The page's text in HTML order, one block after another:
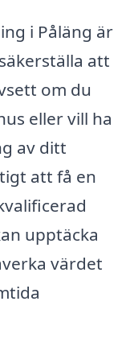
i Påläng är
att
om du
eller vill ha
av ditt
att få en
upptäcka
värdet